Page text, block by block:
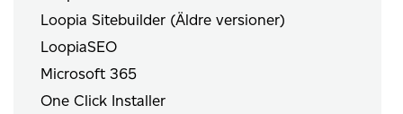
Loopia Sitebuilder (Äldre versioner)
LoopiaSEO
Microsoft 365
One Click Installer